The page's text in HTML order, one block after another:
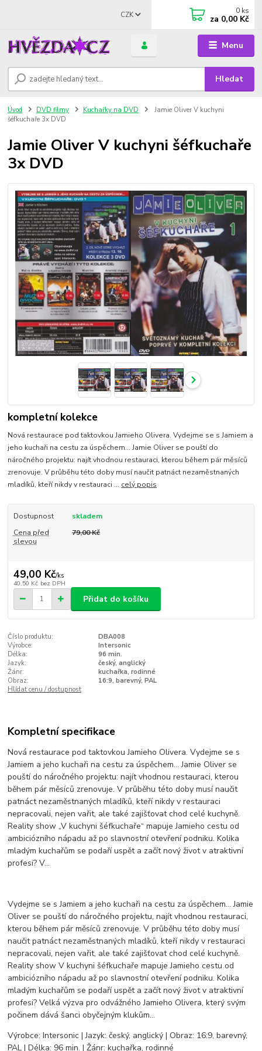
Menu
CZK
Hledat
0 ks
za 0,00 Kč
Úvod DVD filmy Kuchařky na DVD
Jamie Oliver V kuchyni
šéfkuchaře 3x DVD
Jamie Oliver V kuchyni šéfkuchaře
3x DVD
kompletní kolekce
Nová restaurace pod taktovkou Jamieho Olivera. Vydejme se s Jamiem a
jeho kuchaři na cestu za úspěchem… Jamie Oliver se pouští do
náročného projektu: najít vhodnou restauraci, kterou během pár měsíců
zrenovuje. V průběhu této doby musí naučit patnáct nezaměstnaných
mladíků, kteří nikdy v restauraci ... celý popis
Dostupnost
skladem
Cena před
slevou
79,00 Kč
49,00 Kč/ks
40,50 Kč bez DPH
Přidat do košíku
Číslo produktu:
DBA008
Výrobce:
Intersonic
Délka:
96 min.
Jazyk:
český, anglický
Žánr:
kuchařka, rodinné
Obraz:
16:9, barevný, PAL
Hlídat cenu / dostupnost
Kompletní specifikace
Nová restaurace pod taktovkou Jamieho Olivera. Vydejme se s
Jamiem a jeho kuchaři na cestu za úspěchem… Jamie Oliver se
pouští do náročného projektu: najít vhodnou restauraci, kterou
během pár měsíců zrenovuje. V průběhu této doby musí naučit
patnáct nezaměstnaných mladíků, kteří nikdy v restauraci
nepracovali, nejen vařit, ale také zajišťovat chod celé kuchyně.
Reality show „V kuchyni šéfkuchaře“ mapuje Jamieho cestu od
ambiciózního nápadu až po slavnostní otevření podniku. Kolika
mladým kuchařům se podaří uspět a začít nový život v atraktivní
profesi? V…
Vydejme se s Jamiem a jeho kuchaři na cestu za úspěchem... Jamie
Oliver se pouští do náročného projektu, najít vhodnou restauraci,
kterou během pár měsíců zrenovuje. V průběhu této doby musí
naučit patnáct nezaměstnaných mladíků, kteří nikdy v restauraci
nepracovali, nejen vařit, ale také zajišťovat chod celé kuchyně.
Reality show V kuchyni šéfkuchaře mapuje Jamieho cestu od
ambiciózního nápadu až po slavnostní otevření podniku. Kolika
mladým kuchařům se podaří uspět a začít nový život v atraktivní
profesi? Velká výzva pro odvážného Jamieho Olivera, který svým
počinem dává šanci obyčejným klukům...
Výrobce: Intersonic | Jazyk: český, anglický | Obraz: 16:9, barevný,
PAL | Délka: 96 min. | Žánr: kuchařka, rodinné